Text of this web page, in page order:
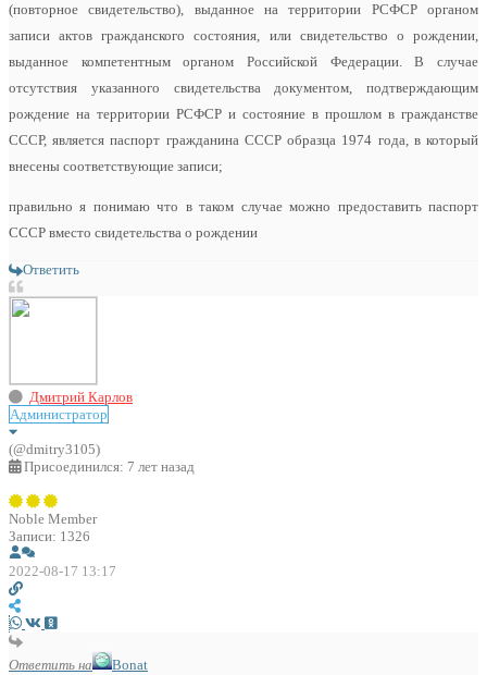
(повторное свидетельство), выданное на территории РСФСР органом
записи актов гражданского состояния, или свидетельство о рождении,
выданное компетентным органом Российской Федерации. В случае
отсутствия указанного свидетельства документом, подтверждающим
рождение на территории РСФСР и состояние в прошлом в гражданстве
СССР, является паспорт гражданина СССР образца 1974 года, в который
внесены соответствующие записи;
правильно я понимаю что в таком случае можно предоставить паспорт
СССР вместо свидетельства о рождении
Ответить
Дмитрий Карлов
Администратор
(@dmitry3105)
Присоединился: 7 лет назад
Noble Member
Записи: 1326
2022-08-17 13:17
Ответить на Bonat